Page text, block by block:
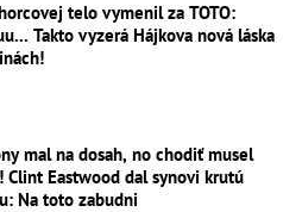
telo vymenil za TOTO:
Takto vyzerá Hájkova nová láska
mal na dosah, no chodiť musel
Clint Eastwood dal synovi krutú
Na toto zabudni